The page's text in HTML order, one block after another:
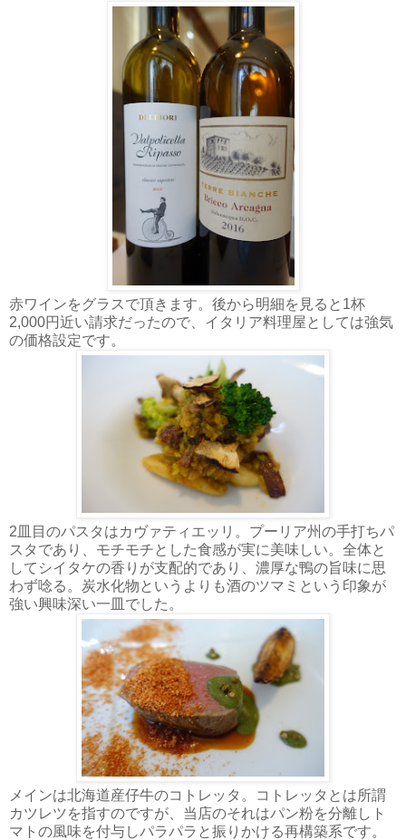
赤ワインをグラスで頂きます。後から明細を見ると1杯
2,000円近い請求だったので、イタリア料理屋としては強気
の価格設定です。
2皿目のパスタはカヴァティエッリ。プーリア州の手打ちパ
スタであり、モチモチとした食感が実に美味しい。全体と
してシイタケの香りが支配的であり、濃厚な鴨の旨味に思
わず唸る。炭水化物というよりも酒のツマミという印象が
強い興味深い一皿でした。
メインは北海道産仔牛のコトレッタ。コトレッタとは所謂
カツレツを指すのですが、当店のそれはパン粉を分離しト
マトの風味を付与しパラパラと振りかける再構築系です。